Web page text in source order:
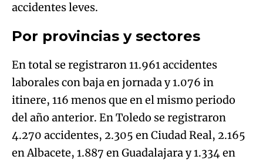
accidentes leves.
Por provincias y sectores
En total se registraron 11.961 accidentes
laborales con baja en jornada y 1.076 in
itinere, 116 menos que en el mismo periodo
del año anterior. En Toledo se registraron
4.270 accidentes, 2.305 en Ciudad Real, 2.165
en Albacete, 1.887 en Guadalajara y 1.334 en